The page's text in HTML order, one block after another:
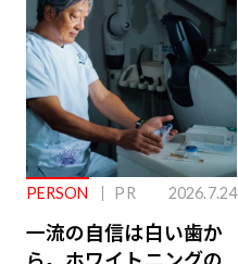
PERSON PR 2026.7.24
一流の自信は白い歯か